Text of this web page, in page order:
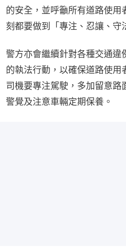
的安全，並呼籲所有道路使用
刻都要做到「專注、忍讓、守
警方亦會繼續針對各種交通違
的執法行動，以確保道路使用
司機要專注駕駛，多加留意路
警覺及注意車輛定期保養。